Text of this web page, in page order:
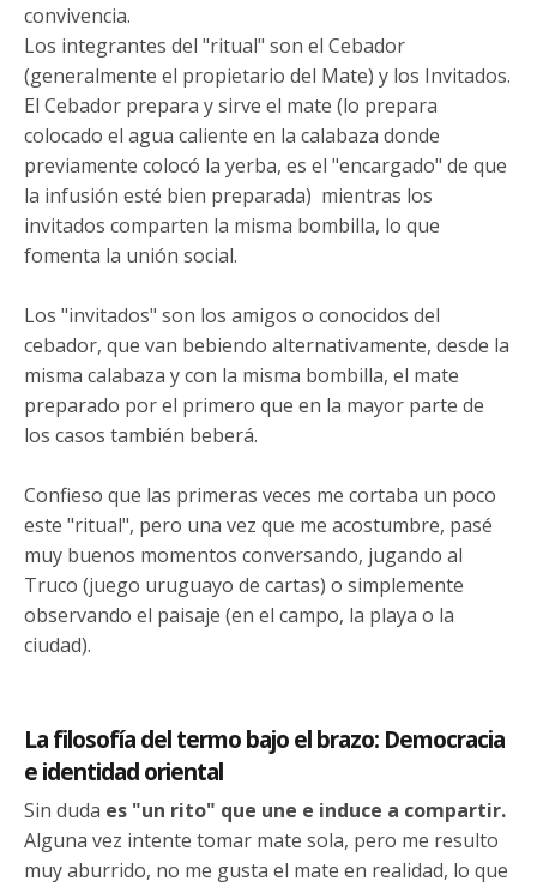
convivencia.
Los integrantes del "ritual" son el Cebador
(generalmente el propietario del Mate) y los Invitados.
El Cebador prepara y sirve el mate (lo prepara
colocado el agua caliente en la calabaza donde
previamente colocó la yerba, es el "encargado" de que
la infusión esté bien preparada) mientras los
invitados comparten la misma bombilla, lo que
fomenta la unión social.
Los "invitados" son los amigos o conocidos del
cebador, que van bebiendo alternativamente, desde la
misma calabaza y con la misma bombilla, el mate
preparado por el primero que en la mayor parte de
los casos también beberá.
Confieso que las primeras veces me cortaba un poco
este "ritual", pero una vez que me acostumbre, pasé
muy buenos momentos conversando, jugando al
Truco (juego uruguayo de cartas) o simplemente
observando el paisaje (en el campo, la playa o la
ciudad).
La filosofía del termo bajo el brazo: Democracia
e identidad oriental
Sin duda es "un rito" que une e induce a compartir.
Alguna vez intente tomar mate sola, pero me resulto
muy aburrido, no me gusta el mate en realidad, lo que